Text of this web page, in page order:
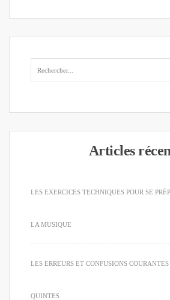
Articles
LES EXERCICES TECHNIQUES POUR SE
LA MUSIQUE
LES ERREURS ET CONFUSIONS
QUINTES